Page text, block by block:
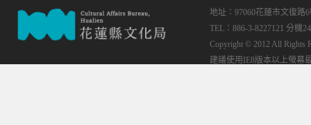
地址：97060花蓮市文復路
TEL：886-3-8227121 分機
Copyright © 2012 All Rights
建議使用IE8版本以上螢幕